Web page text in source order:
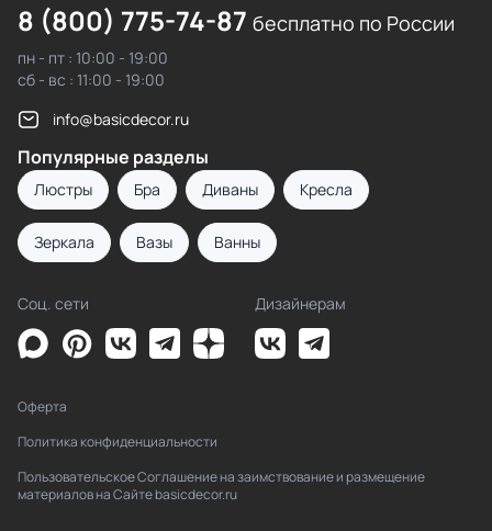
8 (800) 775-74-87 бесплатно по России
пн - пт : 10:00 - 19:00
сб - вс : 11:00 - 19:00
info@basicdecor.ru
Популярные разделы
Люстры Бра Диваны Кресла
Зеркала Вазы Ванны
Соц. сети Дизайнерам
Оферта
Политика конфиденциальности
Пользовательское Соглашение на заимствование и размещение
материалов на Сайте basicdecor.ru